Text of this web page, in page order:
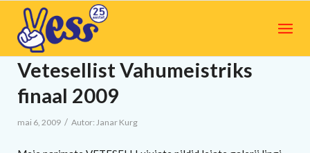
Vetesellist Vahumeistriks
finaal 2009
mai 6, 2009 / Autor: Janar Kurg